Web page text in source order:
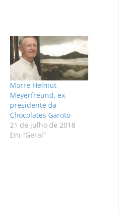
Morre Helmut
Meyerfreund, ex-
presidente da
Chocolates Garoto
21 de julho de 2018
Em "Geral"